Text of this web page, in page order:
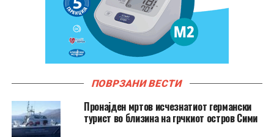
ПОВРЗАНИ ВЕСТИ
Пронајден мртов исчезнатиот германски
турист во близина на грчкиот остров Сими